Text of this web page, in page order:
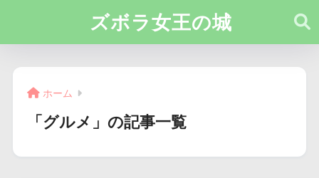
ズボラ女王の城
ホーム
「グルメ」の記事一覧